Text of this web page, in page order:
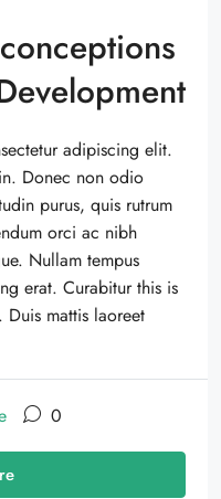
adipiscing elit.
Donec non odio
purus, quis rutrum
orci ac nibh
Nullam tempus
erat. Curabitur this is
mattis laoreet
0